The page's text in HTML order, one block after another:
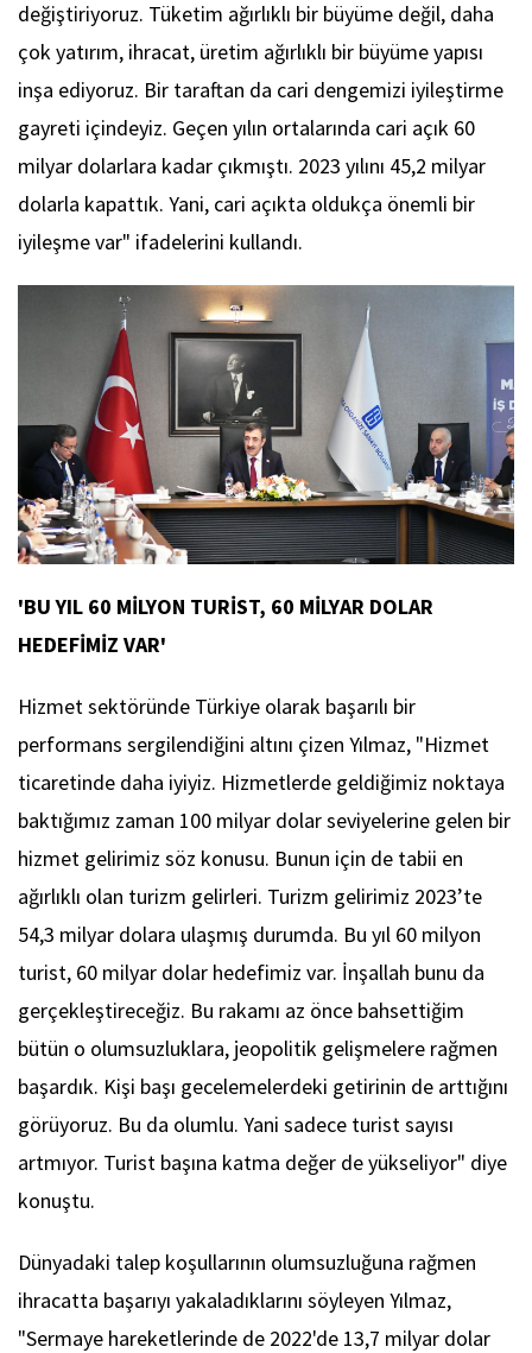
değiştiriyoruz. Tüketim ağırlıklı bir büyüme değil, daha
çok yatırım, ihracat, üretim ağırlıklı bir büyüme yapısı
inşa ediyoruz. Bir taraftan da cari dengemizi iyileştirme
gayreti içindeyiz. Geçen yılın ortalarında cari açık 60
milyar dolarlara kadar çıkmıştı. 2023 yılını 45,2 milyar
dolarla kapattık. Yani, cari açıkta oldukça önemli bir
iyileşme var" ifadelerini kullandı.
'BU YIL 60 MİLYON TURİST, 60 MİLYAR DOLAR
HEDEFİMİZ VAR'
Hizmet sektöründe Türkiye olarak başarılı bir
performans sergilendiğini altını çizen Yılmaz, "Hizmet
ticaretinde daha iyiyiz. Hizmetlerde geldiğimiz noktaya
baktığımız zaman 100 milyar dolar seviyelerine gelen bir
hizmet gelirimiz söz konusu. Bunun için de tabii en
ağırlıklı olan turizm gelirleri. Turizm gelirimiz 2023’te
54,3 milyar dolara ulaşmış durumda. Bu yıl 60 milyon
turist, 60 milyar dolar hedefimiz var. İnşallah bunu da
gerçekleştireceğiz. Bu rakamı az önce bahsettiğim
bütün o olumsuzluklara, jeopolitik gelişmelere rağmen
başardık. Kişi başı gecelemelerdeki getirinin de arttığını
görüyoruz. Bu da olumlu. Yani sadece turist sayısı
artmıyor. Turist başına katma değer de yükseliyor" diye
konuştu.
Dünyadaki talep koşullarının olumsuzluğuna rağmen
ihracatta başarıyı yakaladıklarını söyleyen Yılmaz,
"Sermaye hareketlerinde de 2022'de 13,7 milyar dolar